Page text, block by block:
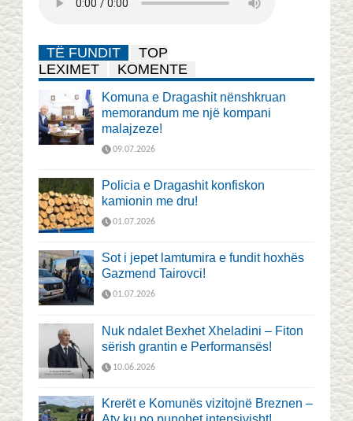
TË FUNDIT
TOP
LEXIMET
KOMENTE
Komuna e Dragashit nënshkruan
memorandum me një kompani
malajzeze!
09.07.2026
Policia e Dragashit konfiskon
kamionin me dru!
01.07.2026
Sot i jepet lamtumira e fundit hoxhës
Gazmend Tairovci!
01.07.2026
Nuk ndalet Bexhet Xheladini – Fiton
sërish grantin e Performansës!
10.06.2026
Krerët e Komunës vizitojnë Breznen –